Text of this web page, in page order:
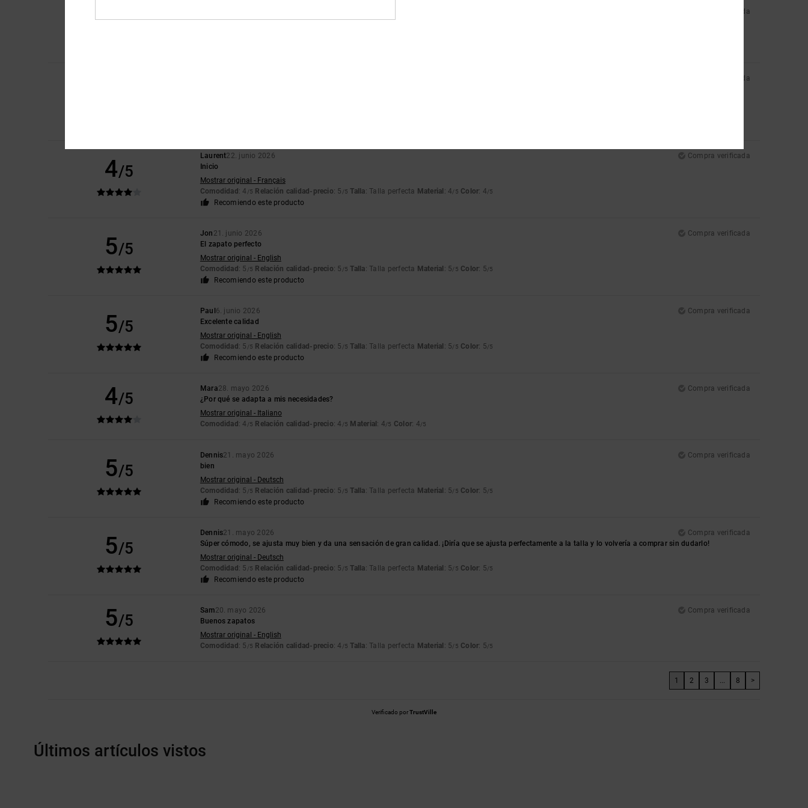
4/5
Compra verificada
¿Sería
Compra verificada
4/5
Laurent22. junio 2026
Compra verificada
Inicio
Mostrar original - Français
Comodidad : 4 /5 Relación calidad-precio: 5 /5 Talla: Talla perfecta Material : 4/5 Color: 4/5
Recomiendo este producto
5/5
Jon 21. junio 2026
Compra verificada
El zapato perfecto
Mostrar original - English
Comodidad : 5 /5 Relación calidad-precio: 5 /5 Talla: Talla perfecta Material : 5/5 Color: 5/5
Recomiendo este producto
5/5
Paul 6. junio 2026
Compra verificada
Excelente calidad
Mostrar original - English
Comodidad : 5 /5 Relación calidad-precio: 5 /5 Talla: Talla perfecta Material : 5/5 Color: 5/5
Recomiendo este producto
4/5
Mara28. mayo 2026
Compra verificada
¿Por qué se adapta a mis necesidades?
Mostrar original - Italiano
Comodidad : 4 /5 Relación calidad-precio: 4 /5 Material : 4/5 Color: 4/5
5/5
Dennis21. mayo 2026
Compra verificada
bien
Mostrar original - Deutsch
Comodidad : 5 /5 Relación calidad-precio: 5 /5 Talla: Talla perfecta Material : 5/5 Color: 5/5
Recomiendo este producto
5/5
Dennis21. mayo 2026
Compra verificada
Súper cómodo, se ajusta muy bien y da una sensación de gran calidad. ¡Diría que se ajusta perfectamente a la talla y lo volvería a comprar sin dudarlo!
Mostrar original - Deutsch
Comodidad : 5 /5 Relación calidad-precio: 5 /5 Talla: Talla perfecta Material : 5/5 Color: 5/5
Recomiendo este producto
5/5
Sam20. mayo 2026
Compra verificada
Buenos zapatos
Mostrar original - English
Comodidad : 5 /5 Relación calidad-precio: 4 /5 Talla: Talla perfecta Material : 5/5 Color: 5/5
1 2 3 ... 8 >
Verificado porTrustVille
Últimos artículos vistos